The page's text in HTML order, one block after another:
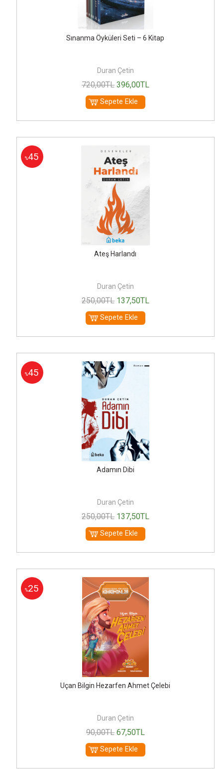
Sınanma Öyküleri Seti – 6 Kitap
Duran Çetin
720,00TL 396,00TL
Sepete Ekle
%45
Ateş Harlandı
Duran Çetin
250,00TL 137,50TL
Sepete Ekle
%45
Adamın Dibi
Duran Çetin
250,00TL 137,50TL
Sepete Ekle
%25
Uçan Bilgin Hezarfen Ahmet Çelebi
Duran Çetin
90,00TL 67,50TL
Sepete Ekle